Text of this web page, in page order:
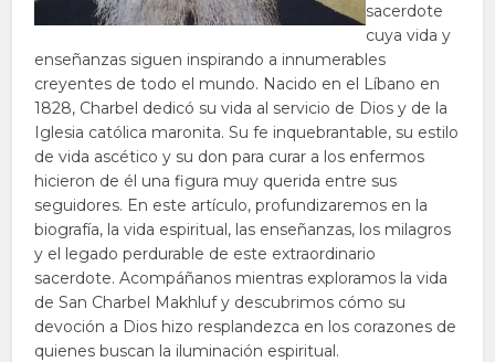
sacerdote
cuya vida y
enseñanzas siguen inspirando a innumerables
creyentes de todo el mundo. Nacido en el Líbano en
1828, Charbel dedicó su vida al servicio de Dios y de la
Iglesia católica maronita. Su fe inquebrantable, su estilo
de vida ascético y su don para curar a los enfermos
hicieron de él una figura muy querida entre sus
seguidores. En este artículo, profundizaremos en la
biografía, la vida espiritual, las enseñanzas, los milagros
y el legado perdurable de este extraordinario
sacerdote. Acompáñanos mientras exploramos la vida
de San Charbel Makhluf y descubrimos cómo su
devoción a Dios hizo resplandezca en los corazones de
quienes buscan la iluminación espiritual.